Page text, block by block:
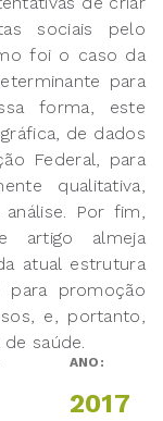
sociais pelo
foi o caso da
para
forma, este
de dados
Federal, para
qualitativa,
Por fim,
artigo almeja
atual estrutura
para promoção
e, portanto,
saúde.
ANO:
2017